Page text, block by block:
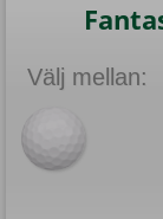
Välj mellan: